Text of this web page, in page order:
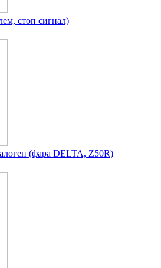
стоп сигнал)
(фара DELTA, Z50R)